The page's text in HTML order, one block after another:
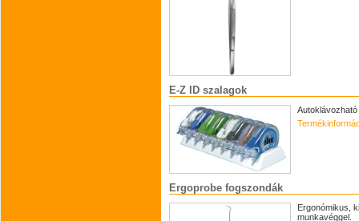
E-Z ID szalagok
Ergoprobe fogszondák
Ergonómikus,
munkavéggel.